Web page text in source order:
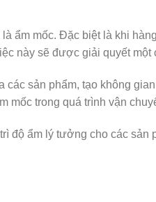
ẩm mốc. Đặc biệt là khi
này sẽ được giải quyết một
sản phẩm, tạo không
mốc trong quá trình vận
độ ẩm lý tưởng cho các